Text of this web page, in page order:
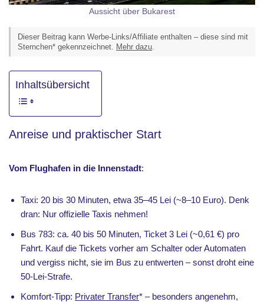
Aussicht über Bukarest
Dieser Beitrag kann Werbe-Links/Affiliate enthalten – diese sind mit
Sternchen* gekennzeichnet. Mehr dazu.
Inhaltsübersicht
Anreise und praktischer Start
Vom Flughafen in die Innenstadt:
Taxi: 20 bis 30 Minuten, etwa 35–45 Lei (~8–10 Euro). Denk
dran: Nur offizielle Taxis nehmen!
Bus 783: ca. 40 bis 50 Minuten, Ticket 3 Lei (~0,61 €) pro
Fahrt. Kauf die Tickets vorher am Schalter oder Automaten
und vergiss nicht, sie im Bus zu entwerten – sonst droht eine
50-Lei-Strafe.
Komfort-Tipp: Privater Transfer* – besonders angenehm,